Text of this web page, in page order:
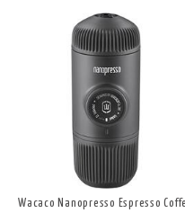
Wacaco Nanopresso Espresso